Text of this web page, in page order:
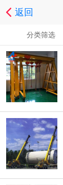
返回
分类筛选